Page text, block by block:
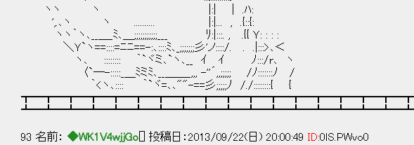
ヽヽ ヽ |:| | .ﾊ:
',.､ヽ ヽ .......... |:|... , .{::{:
ヽヽ｀ヽ､__＿_ﾐ､＿;;;;;;;;;;;___ ﾘ:|:::. , .{{ Ｙ: : : :
＼Ｙ`ヽ==::::=ﾆﾆ==-:､::::ﾐ､_;;;;;;;彡'ノ::::/. . .|:::>､＜
ヽ､ :::::::: ｀`ヾミ､`ヽ､__ ｲ ｲ ﾉ:::/r､ ヽ
〈`─-:::::_＿ﾐミﾐ､__＿＿_,,, -''´,,;;;;; /ﾉ:::::::ﾉ /
｀<ヽ､:::: ｀`ヾ=､､""-==彡;;;;;ﾉ /./::::::::{ {
93 名前： ◆WK1V4wjjGo [] 投稿日：2013/09/22(日) 20:00:49 ID:0lS.PWvo0